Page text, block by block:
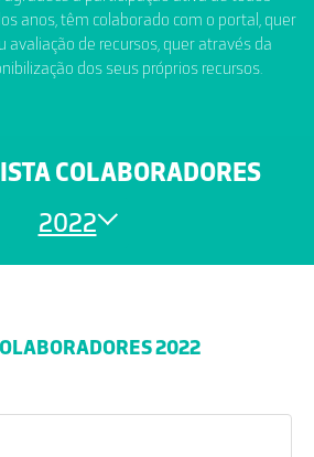
anos, têm colaborado com o portal, quer
avaliação de recursos, quer através da
dos seus próprios recursos.
COLABORADORES
2022
2022